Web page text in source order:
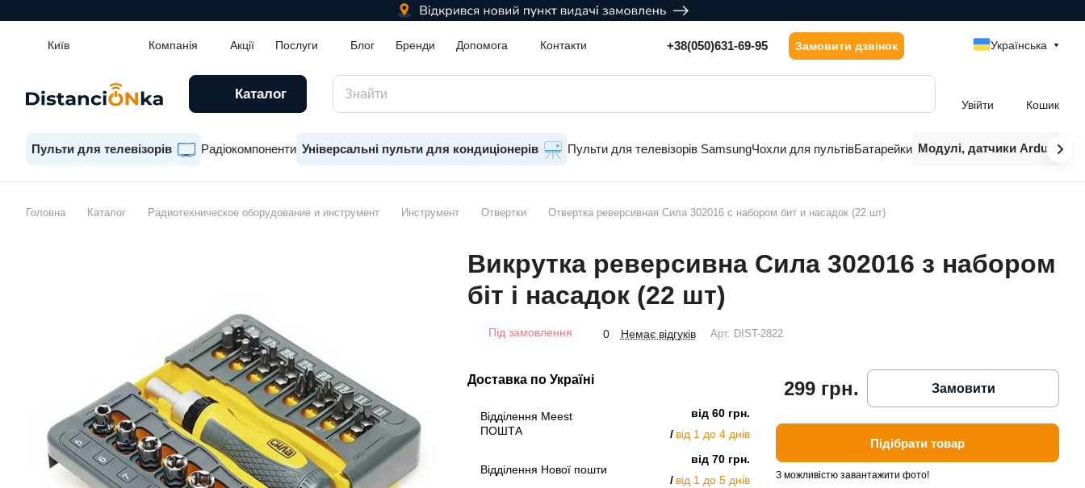
Київ Компанія Акції Послуги Блог Бренди Допомога Контакти +38(050)631-69-95 Замовити дзвінок Українська
Каталог
Увійти Кошик
Пульти для телевізорів Радіокомпоненти Універсальні пульти для кондиціонерів Пульти для телевізорів SamsungЧохли для пультівБатарейки Модулі, датчики Arduino
Головна Каталог Радиотехническое оборудование и инструмент Инструмент Отвертки Отвертка реверсивная Сила 302016 с набором бит и насадок (22 шт)
Викрутка реверсивна Сила 302016 з набором
біт і насадок (22 шт)
Під замовлення 0 Немає відгуків Арт. DIST-2822
Доставка по Україні
Відділення Meest
ПОШТА
від 60 грн.
від 1 до 4 днів
Відділення Нової пошти
від 70 грн.
від 1 до 5 днів
299 грн. Замовити
Підібрати товар
З можливістю завантажити фото!